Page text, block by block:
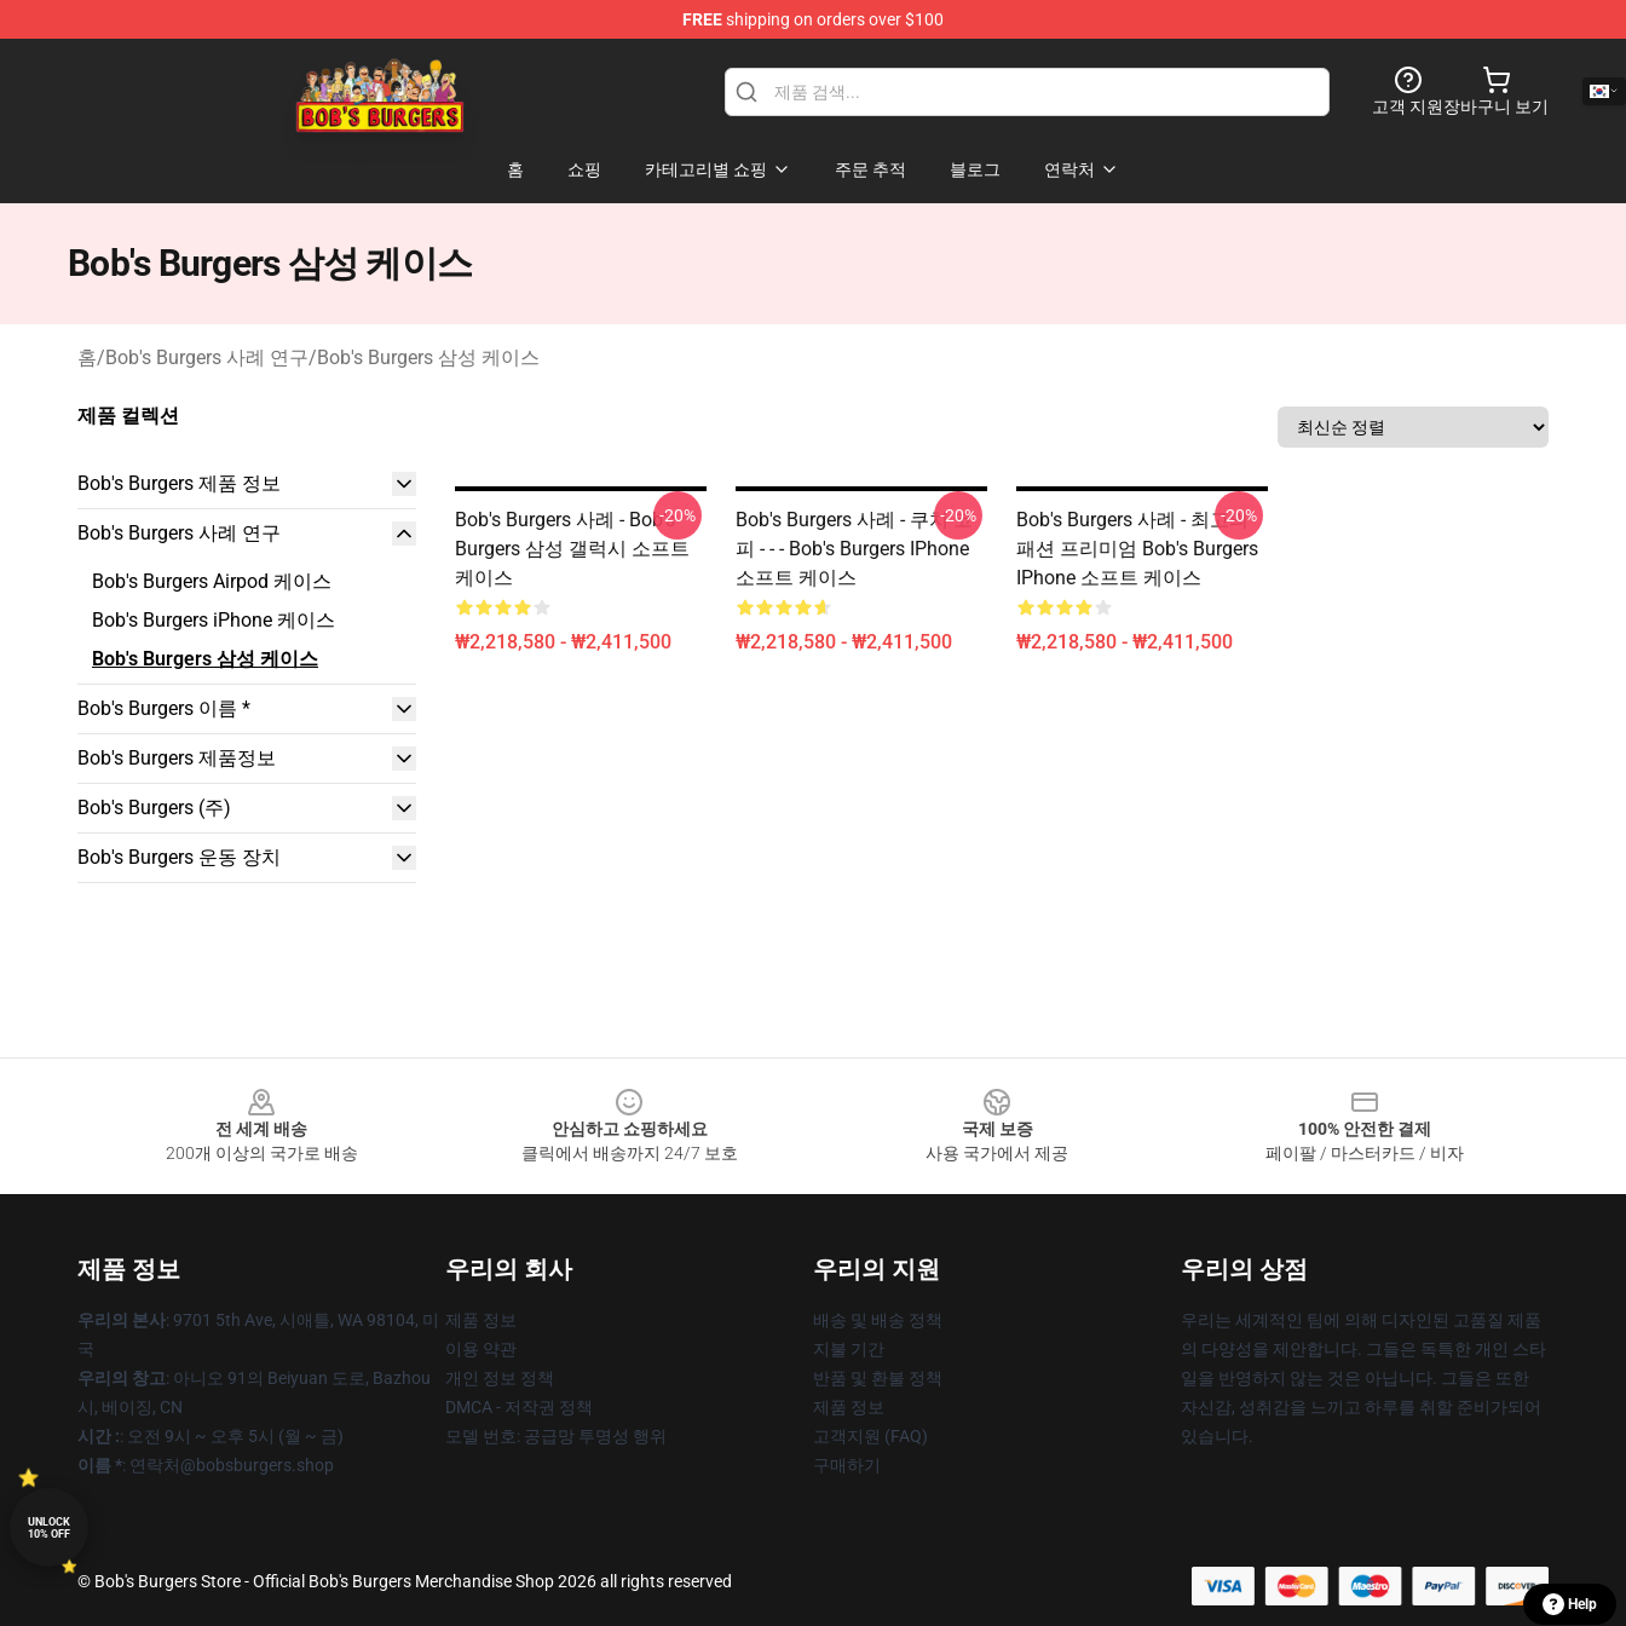
FREEshipping on orders over $100
Bob's Burgers Store - Official Bob's Burgers Merchandise Shop
고객 지원장바구니 보기
홈 쇼핑 카테고리별 쇼핑 주문 추적 블로그 연락처
Bob's Burgers 삼성 케이스
홈/Bob's Burgers 사례 연구/Bob's Burgers 삼성 케이스
제품 컬렉션
Bob's Burgers 제품 정보
Bob's Burgers 사례 연구
Bob's Burgers Airpod 케이스
Bob's Burgers iPhone 케이스
Bob's Burgers 삼성 케이스
Bob's Burgers 이름 *
Bob's Burgers 제품정보
Bob's Burgers (주)
Bob's Burgers 운동 장치
Bob's Burgers 사례 - Bob's
Burgers 삼성 갤럭시 소프트
케이스
₩2,218,580 - ₩2,411,500
-20%
Bob's Burgers 사례 - 쿠치 코
피 - - - Bob's Burgers IPhone
소프트 케이스
₩2,218,580 - ₩2,411,500
-20%
Bob's Burgers 사례 - 최고의
패션 프리미엄 Bob's Burgers
IPhone 소프트 케이스
₩2,218,580 - ₩2,411,500
-20%
전 세계 배송
200개 이상의 국가로 배송
안심하고 쇼핑하세요
클릭에서 배송까지 24/7 보호
국제 보증
사용 국가에서 제공
100% 안전한 결제
페이팔 / 마스터카드 / 비자
제품 정보
우리의 본사: 9701 5th Ave, 시애틀, WA 98104, 미
국
우리의 창고: 아니오 91의 Beiyuan 도로, Bazhou
시, 베이징, CN
시간 :: 오전 9시 ~ 오후 5시 (월 ~ 금)
이름 *: 연락처@bobsburgers.shop
우리의 회사
제품 정보
이용 약관
개인 정보 정책
DMCA - 저작권 정책
모델 번호: 공급망 투명성 행위
우리의 지원
배송 및 배송 정책
지불 기간
반품 및 환불 정책
제품 정보
고객지원 (FAQ)
구매하기
우리의 상점
우리는 세계적인 팀에 의해 디자인된 고품질 제품
의 다양성을 제안합니다. 그들은 독특한 개인 스타
일을 반영하지 않는 것은 아닙니다. 그들은 또한
자신감, 성취감을 느끼고 하루를 취할 준비가되어
있습니다.
© Bob's Burgers Store - Official Bob's Burgers Merchandise Shop 2026 all rights reserved
Help
UNLOCK
10% OFF